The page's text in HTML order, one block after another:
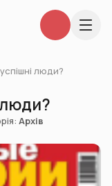
люди?
Архів